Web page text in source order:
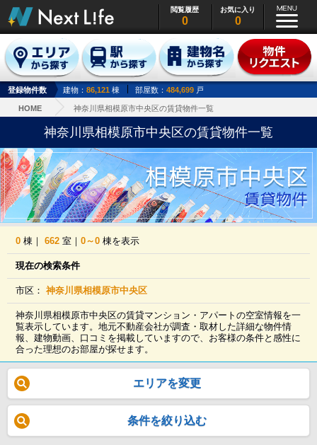
閲覧履歴
0
お気に入り
0
登録物件数 建物： 86,121 棟 部屋数： 484,699 戸
HOME 神奈川県相模原市中央区の賃貸物件一覧
神奈川県相模原市中央区の賃貸物件一覧
0 棟｜662 室｜0～0 棟を表示
現在の検索条件
市区：神奈川県相模原市中央区
神奈川県相模原市中央区の賃貸マンション・アパートの空室情報を一
覧表示しています。地元不動産会社が調査・取材した詳細な物件情
報、建物動画、口コミを掲載していますので、お客様の条件と感性に
合った理想のお部屋が探せます。
エリアを変更
条件を絞り込む